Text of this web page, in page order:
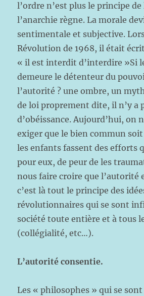
l’ordre n’est plus le principe
l’anarchie règne. La morale
sentimentale et subjective.
Révolution de 1968, il était
« il est interdit d’interdire »Si
demeure le détenteur du
l’autorité ? une ombre, un
de loi proprement dite, il n’y a
d’obéissance. Aujourd’hui, on
exiger que le bien commun
les enfants fassent des efforts
pour eux, de peur de les
nous faire croire que l’autorité
c’est là tout le principe des
révolutionnaires qui se sont
société toute entière et à tous
(collégialité, etc…).
L’autorité consentie.
Les « philosophes » qui se